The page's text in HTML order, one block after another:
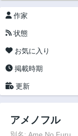
作家
状態
お気に入り
掲載時期
更新
アメノフル